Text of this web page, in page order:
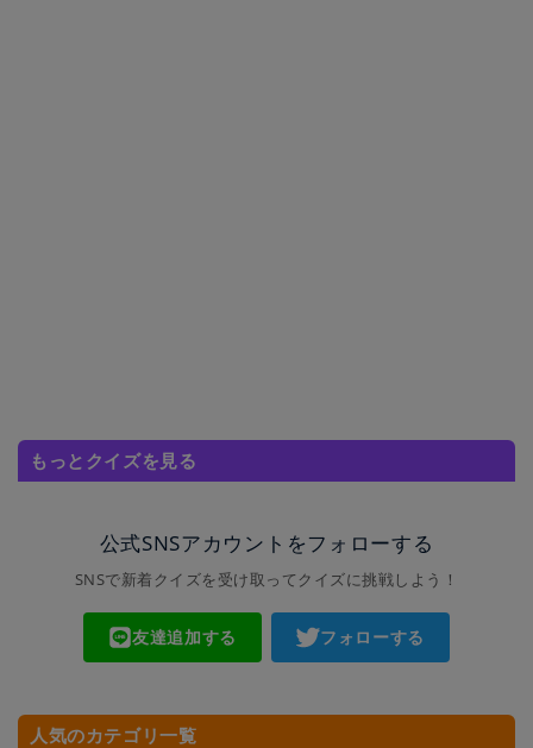
もっとクイズを見る
公式SNSアカウントをフォローする
SNSで新着クイズを受け取ってクイズに挑戦しよう！
友達追加する フォローする
人気のカテゴリ一覧